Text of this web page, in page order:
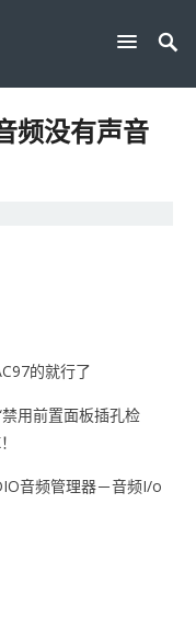
频没有声音
的就行了
用前置面板插孔检
音频管理器－音频I/o